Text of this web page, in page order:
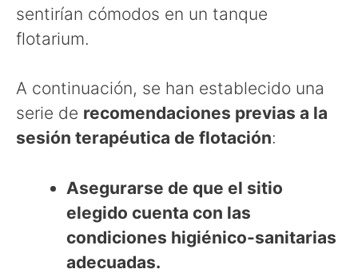
sentirían cómodos en un tanque
flotarium.
A continuación, se han establecido una
serie de recomendaciones previas a la
sesión terapéutica de flotación:
Asegurarse de que el sitio
elegido cuenta con las
condiciones higiénico-sanitarias
adecuadas.